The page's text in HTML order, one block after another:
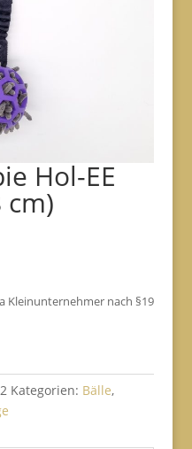
Hol-EE
cm)
Kleinunternehmer nach §19
Kategorien: Bälle,